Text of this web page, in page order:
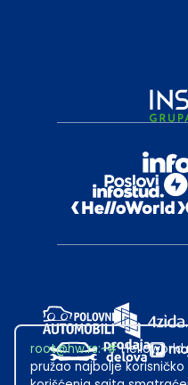
root@hw.rs:~#
pružao najbolje